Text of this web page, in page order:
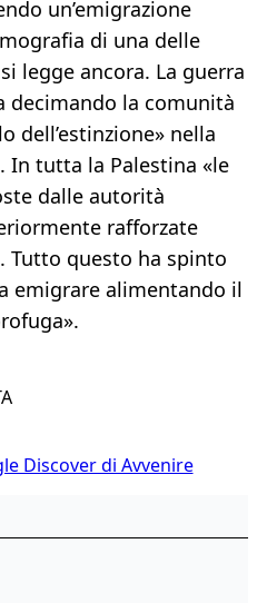
un’emigrazione
di una delle
legge ancora. La guerra
decimando la comunità
dell’estinzione» nella
In tutta la Palestina «le
dalle autorità
rafforzate
Tutto questo ha spinto
emigrare alimentando il
Discover di Avvenire